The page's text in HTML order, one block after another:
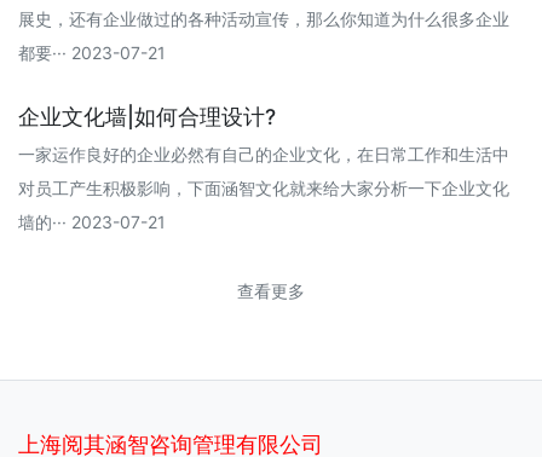
展史，还有企业做过的各种活动宣传，那么你知道为什么很多企业
都要··· 2023-07-21
企业文化墙|如何合理设计?
一家运作良好的企业必然有自己的企业文化，在日常工作和生活中
对员工产生积极影响，下面涵智文化就来给大家分析一下企业文化
墙的··· 2023-07-21
查看更多
上海阅其涵智咨询管理有限公司